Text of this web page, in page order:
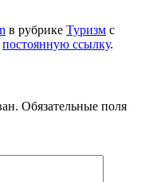
в рубрике Туризм с
постоянную ссылку.
Обязательные поля